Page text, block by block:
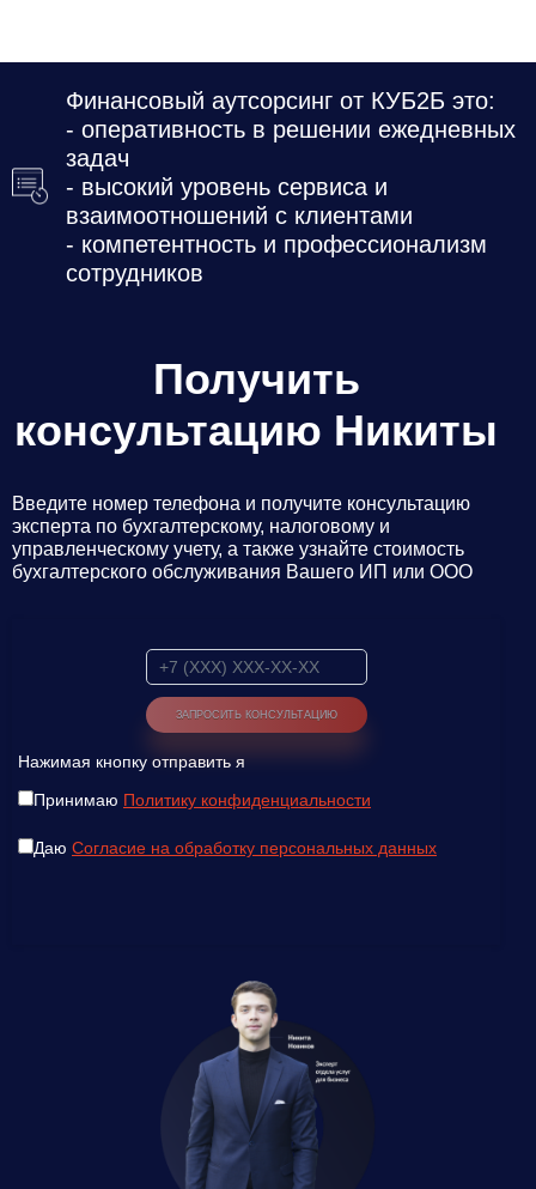
Финансовый аутсорсинг от КУБ2Б это:
- оперативность в решении ежедневных
задач
- высокий уровень сервиса и
взаимоотношений с клиентами
- компетентность и профессионализм
сотрудников
Получить
консультацию Никиты
Введите номер телефона и получите консультацию
эксперта по бухгалтерскому, налоговому и
управленческому учету, а также узнайте стоимость
бухгалтерского обслуживания Вашего ИП или ООО
Нажимая кнопку отправить я
Принимаю Политику конфиденциальности
Даю Согласие на обработку персональных данных
Введите ваш номер телефона и мы вам
Нажимая кнопку отправить я
Политику конфиденциальности